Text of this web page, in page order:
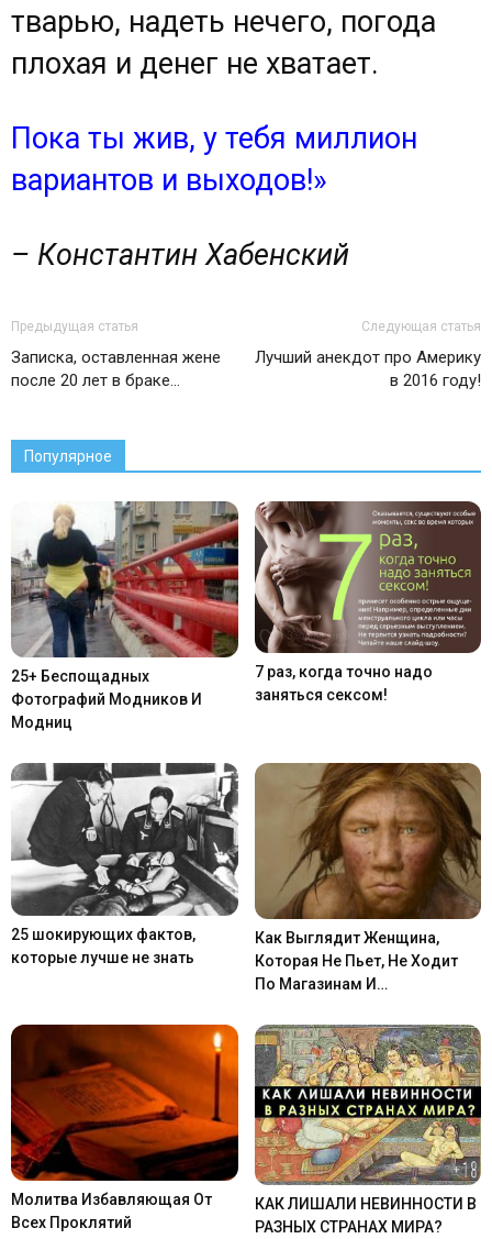
тварью, надеть нечего, погода
плохая и денег не хватает.
Пока ты жив, у тебя миллион
вариантов и выходов!»
– Константин Хабенский
Предыдущая статья
Записка, оставленная жене
после 20 лет в браке…
Следующая статья
Лучший анекдот про Америку
в 2016 году!
Популярное
25+ Беспощадных
Фотографий Модников И
Модниц
7 раз, когда точно надо
заняться сексом!
25 шокирующих фактов,
которые лучше не знать
Как Выглядит Женщина,
Которая Не Пьет, Не Ходит
По Магазинам И…
Молитва Избавляющая От
Всех Проклятий
КАК ЛИШАЛИ НЕВИННОСТИ В
РАЗНЫХ СТРАНАХ МИРА?